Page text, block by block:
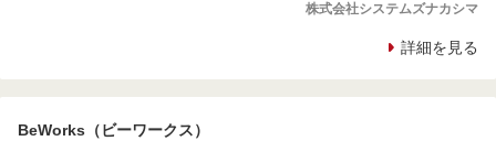
株式会社システムズナカシマ
詳細を見る
BeWorks（ビーワークス）